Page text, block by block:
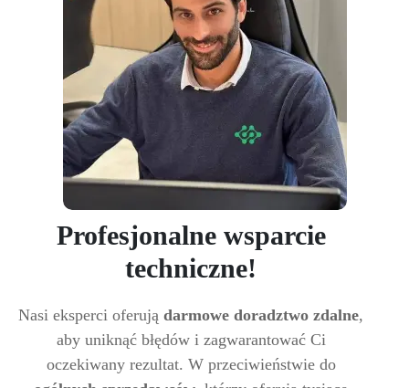
Profesjonalne wsparcie
techniczne!
Nasi eksperci oferują darmowe doradztwo zdalne,
aby uniknąć błędów i zagwarantować Ci
oczekiwany rezultat. W przeciwieństwie do